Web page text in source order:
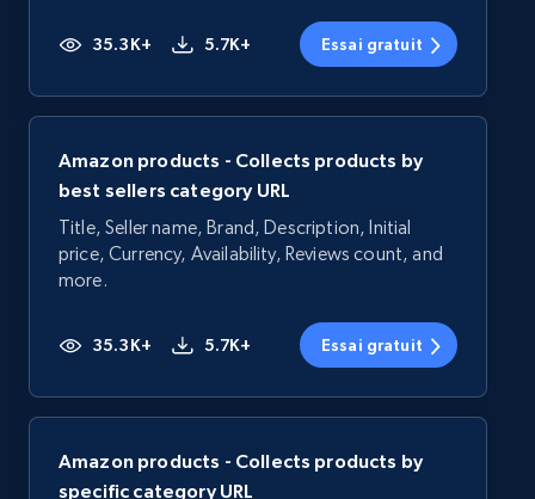
35.3K+ 5.7K+ Essai gratuit
Amazon products - Collects products by
best sellers category URL
Title, Seller name, Brand, Description, Initial
price, Currency, Availability, Reviews count, and
more.
35.3K+ 5.7K+ Essai gratuit
Amazon products - Collects products by
specific category URL